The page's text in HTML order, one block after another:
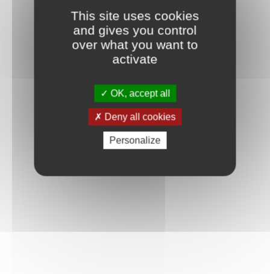
This site uses cookies
and gives you control
over what you want to
activate
OK, accept all
Deny all cookies
Personalize